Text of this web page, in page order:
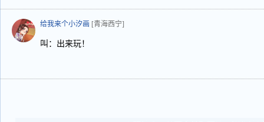
给我来个小汐画 [青海西宁]
叫：出来玩！